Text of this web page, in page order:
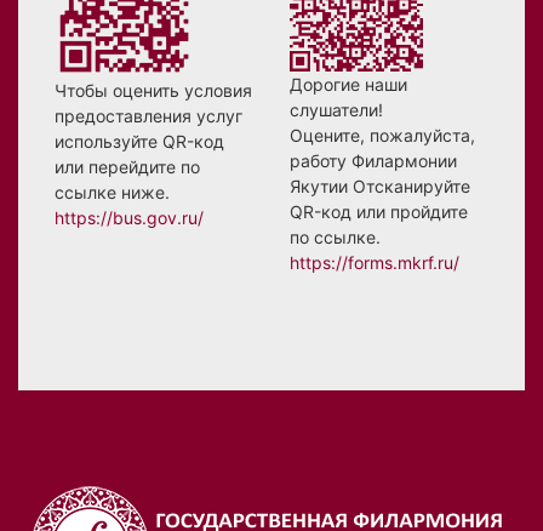
Чтобы оценить условия
предоставления услуг
используйте QR-код
или перейдите по
ссылке ниже.
https://bus.gov.ru/
Дорогие наши
слушатели!
Оцените, пожалуйста,
работу Филармонии
Якутии Отсканируйте
QR-код или пройдите
по ссылке.
https://forms.mkrf.ru/